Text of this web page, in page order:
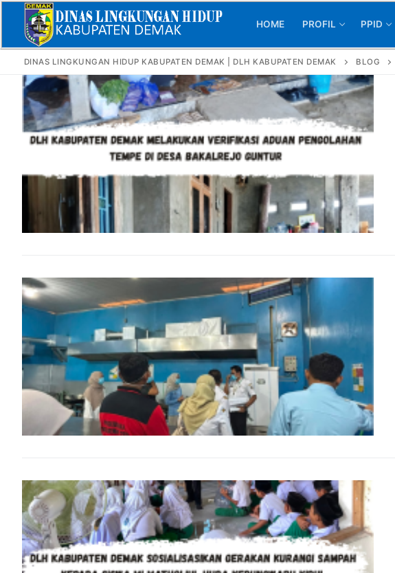
content
HOME PROFIL PPID
DINAS LINGKUNGAN HIDUP KABUPATEN DEMAK | DLH KABUPATEN DEMAK BLOG